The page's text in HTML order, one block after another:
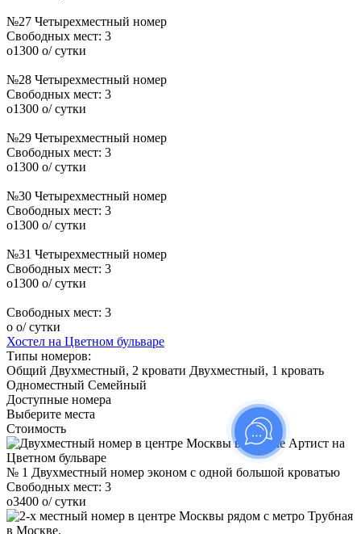
№27 Четырехместный номер
Свободных мест: 3
o1300 o/ сутки
№28 Четырехместный номер
Свободных мест: 3
o1300 o/ сутки
№29 Четырехместный номер
Свободных мест: 3
o1300 o/ сутки
№30 Четырехместный номер
Свободных мест: 3
o1300 o/ сутки
№31 Четырехместный номер
Свободных мест: 3
o1300 o/ сутки
Свободных мест: 3
o o/ сутки
Хостел на Цветном бульваре
Типы номеров:
Общий Двухместный, 2 кровати Двухместный, 1 кровать
Одноместный Семейный
Доступные номера
Выберите места
Стоимость
№ 1 Двухместный номер эконом с одной большой кроватью
Свободных мест: 3
o3400 o/ сутки